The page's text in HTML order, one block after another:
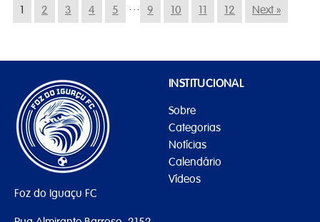
1 2 3 4 5 … 9 10 12 Next »
Foz do Iguaçu FC
INSTITUCIONAL
Sobre
Categorias
Notícias
Calendário
Vídeos